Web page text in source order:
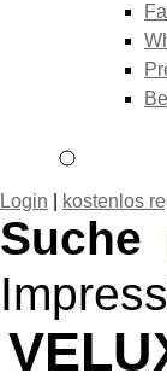
Login kostenlos
Suche